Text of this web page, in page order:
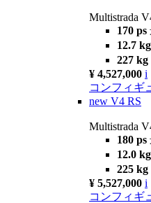
Multistrada
170 ps
12.7
227 kg
¥ 4,527,000 i
コンフィギ
new V4 RS
Multistrada
180 ps
12.0
225 kg
¥ 5,527,000 i
コンフィギ